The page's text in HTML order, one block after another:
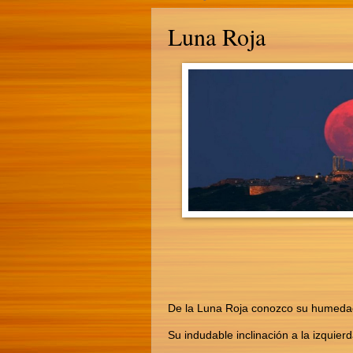
Luna Roja
De la Luna Roja conozco su
Su indudable inclinación a la